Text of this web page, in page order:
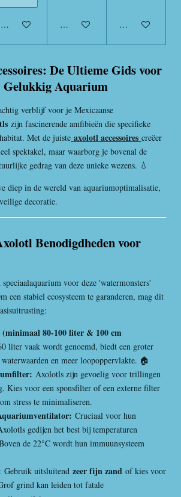
In winkelwagen In winkelwagen In winkelwagen
De Ultieme Gids voor
Gelukkig Aquarium
verblijf voor je Mexicaanse
zijn fascinerende amfibieën die specifieke
Met de juiste axolotl accessoires creëer
spektakel, maar waarborg je bovenal de
gedrag van deze unieke wezens. 💧
diep in de wereld van aquariumoptimalisatie,
decoratie.
Benodigdheden voor
voor deze 'watermonsters'
een stabiel ecosysteem te garanderen, mag dit
80-100 liter & 100 cm
liter vaak wordt genoemd, biedt een groter
en meer loopoppervlakte. 🏠
Axolotls zijn gevoelig voor trillingen
Kies voor een sponsfilter of een externe filter
stress te minimaliseren.
Cruciaal voor hun
gedijen het best bij temperaturen
de 22°C wordt hun immuunsysteem
Gebruik uitsluitend zeer fijn zand of kies voor
grind kan leiden tot fatale